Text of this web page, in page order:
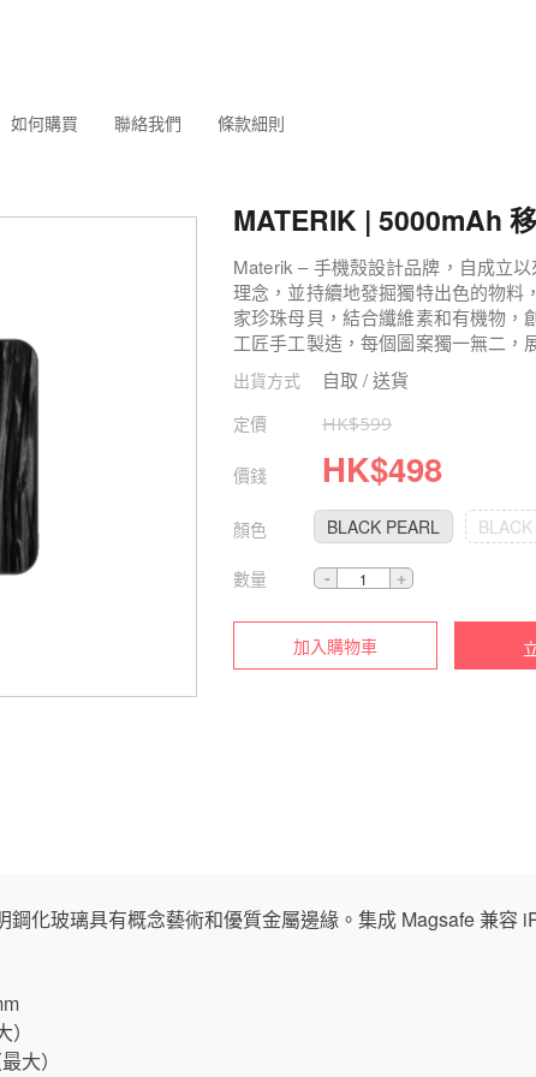
如何購買 聯絡我們 條款細則
MATERIK | 5000mAh
Materik – 手機殼設計品牌，自成立
理念，並持續地發掘獨特出色的物料
家珍珠母貝，結合纖維素和有機物，
工匠手工製造，每個圖案獨一無二，
出貨方式 自取 / 送貨
定價 HK$599
價錢 HK$498
顏色 BLACK PEARL
數量
加入購物車
鋼化玻璃具有概念藝術和優質金屬邊緣。集成 Magsafe 兼容
大）